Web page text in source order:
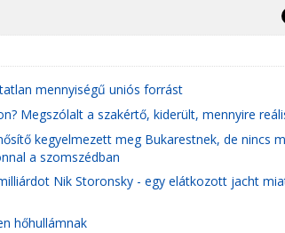
mennyiségű uniós forrást
Megszólalt a szakértő, kiderült, mennyire
kegyelmezett meg Bukarestnek, de nincs
a szomszédban
Nik Storonsky - egy elátkozott jacht
hőhullámnak